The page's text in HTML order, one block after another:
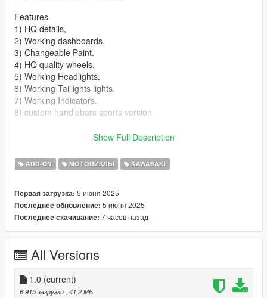
Features
1) HQ details,
2) Working dashboards.
3) Changeable Paint.
4) HQ quality wheels.
5) Working Headlights.
6) Working Taillights lights.
7) Working Indicators.
8) custom handlebars sports version
Bugs/ missing features
2) No side mirriors
3) No livery
Installation
1)unpack and move z900 folder to dlc packs
2)add item z900 in dlclist
Credits: Phantoveilofficial
No reupload without modification
Show Full Description
ADD-ON МОТОЦИКЛЫ KAWASAKI
Первая загрузка: 5 июня 2025
Последнее обновление: 5 июня 2025
Последнее скачивание: 7 часов назад
All Versions
1.0 (current)
6 915 загрузки , 41,2 МБ